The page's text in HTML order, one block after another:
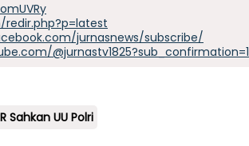
jurnasnews/subscribe/
@jurnastv1825?sub_confirmation=1
Sahkan UU Polri